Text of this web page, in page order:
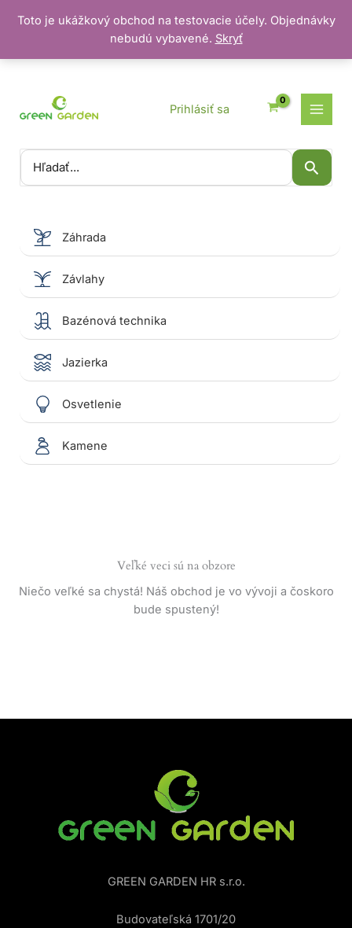
Toto je ukážkový obchod na testovacie účely. Objednávky
nebudú vybavené. Skryť
Vyhľadať:
Prihlásiť sa
Záhrada
Závlahy
Bazénová technika
Jazierka
Osvetlenie
Kamene
Veľké veci sú na obzore
Niečo veľké sa chystá! Náš obchod je vo vývoji a čoskoro
bude spustený!
GREEN GARDEN HR s.r.o.
Budovateľská 1701/20